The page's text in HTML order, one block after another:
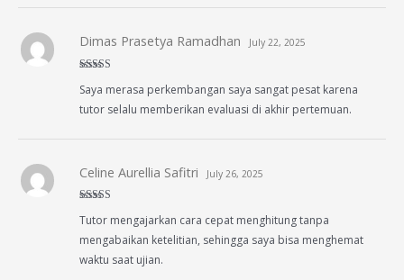
out of 5
Dimas Prasetya Ramadhan July 22, 2025
Saya merasa perkembangan saya sangat pesat karena
tutor selalu memberikan evaluasi di akhir pertemuan.
out of 5
Celine Aurellia Safitri July 26, 2025
Tutor mengajarkan cara cepat menghitung tanpa
mengabaikan ketelitian, sehingga saya bisa menghemat
waktu saat ujian.